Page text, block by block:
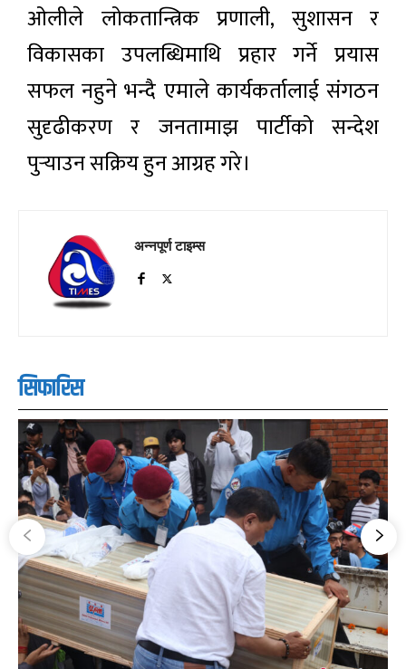
ओलीले लोकतान्त्रिक प्रणाली, सुशासन र
विकासका उपलब्धिमाथि प्रहार गर्ने प्रयास
सफल नहुने भन्दै एमाले कार्यकर्तालाई संगठन
सुदृढीकरण र जनतामाझ पार्टीको सन्देश
पुर्‍याउन सक्रिय हुन आग्रह गरे।
अन्नपूर्ण टाइम्स
सिफारिस